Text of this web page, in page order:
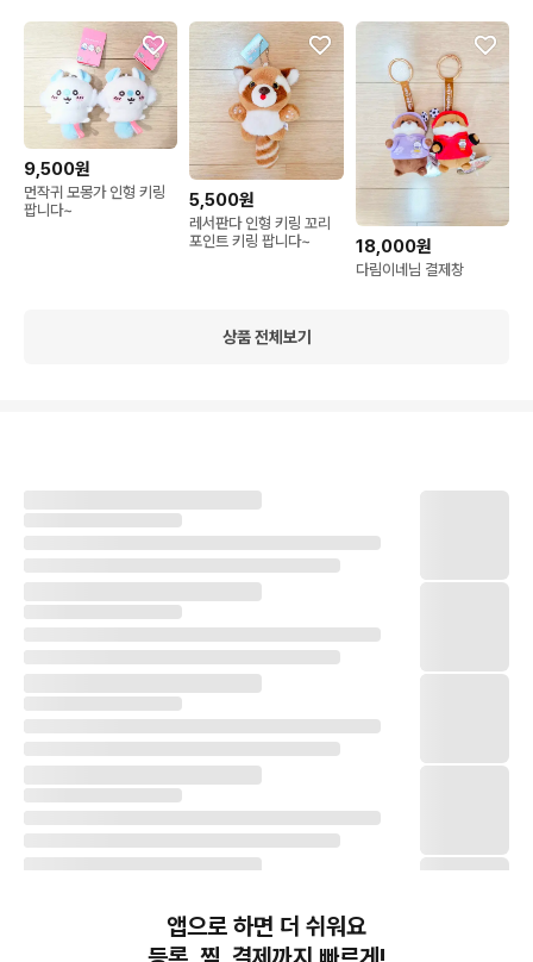
9,500원
먼작귀 모몽가 인형 키링
팝니다~
5,500원
레서판다 인형 키링 꼬리
포인트 키링 팝니다~
18,000원
다림이네님 결제창
상품 전체보기
앱으로 하면 더 쉬워요